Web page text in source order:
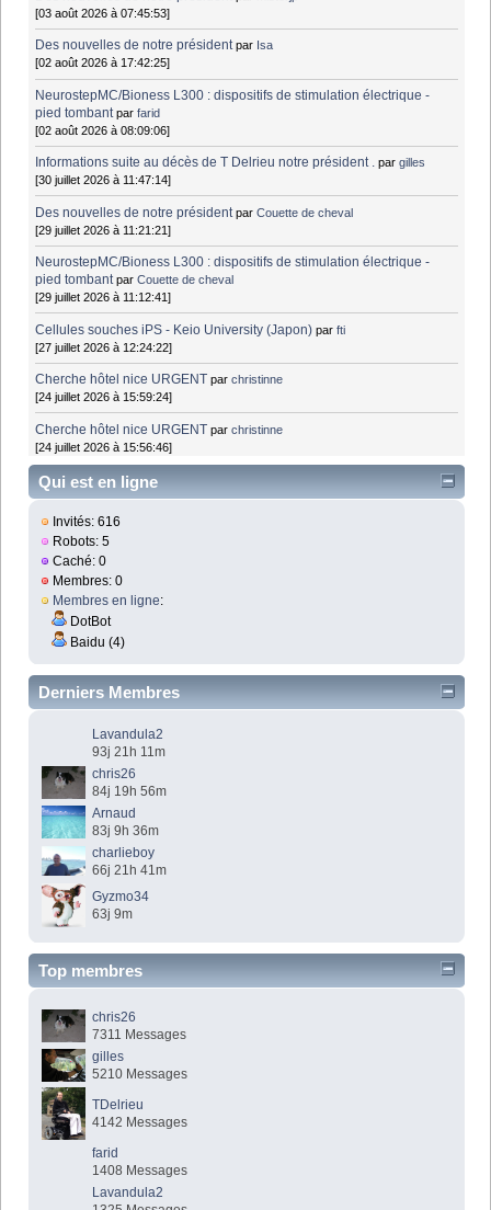
[03 août 2026 à 07:45:53]
Des nouvelles de notre président par Isa
[02 août 2026 à 17:42:25]
NeurostepMC/Bioness L300 : dispositifs de stimulation électrique -
pied tombant parfarid
[02 août 2026 à 08:09:06]
Informations suite au décès de T Delrieu notre président . pargilles
[30 juillet 2026 à 11:47:14]
Des nouvelles de notre président parCouette de cheval
[29 juillet 2026 à 11:21:21]
NeurostepMC/Bioness L300 : dispositifs de stimulation électrique -
pied tombant parCouette de cheval
[29 juillet 2026 à 11:12:41]
Cellules souches iPS - Keio University (Japon) parfti
[27 juillet 2026 à 12:24:22]
Cherche hôtel nice URGENT parchristinne
[24 juillet 2026 à 15:59:24]
Cherche hôtel nice URGENT parchristinne
[24 juillet 2026 à 15:56:46]
Qui est en ligne
Invités: 616
Robots: 5
Caché: 0
Membres: 0
Membres en ligne:
DotBot
Baidu (4)
Derniers Membres
Lavandula2
93j 21h 11m
chris26
84j 19h 56m
Arnaud
83j 9h 36m
charlieboy
66j 21h 41m
Gyzmo34
63j 9m
Top membres
chris26
7311 Messages
gilles
5210 Messages
TDelrieu
4142 Messages
farid
1408 Messages
Lavandula2